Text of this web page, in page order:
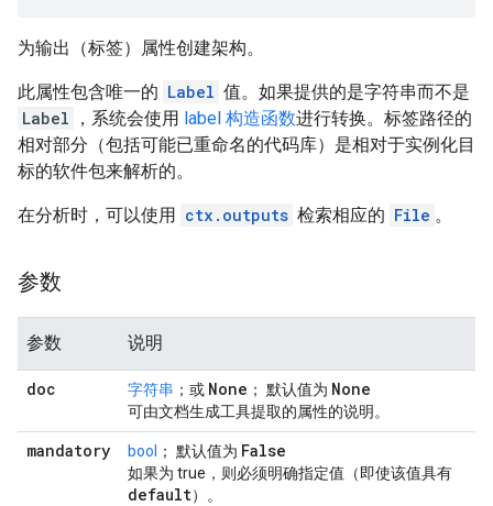
为输出（标签）属性创建架构。
此属性包含唯一的 Label 值。如果提供的是字符串而不是
Label
，系统会使用 label 构造函数进行转换。标签路径的
相对部分（包括可能已重命名的代码库）是相对于实例化目
标的软件包来解析的。
在分析时，可以使用 ctx.outputs 检索相应的 File 。
参数
参数 说明
doc 字符串 ；或 None ； 默认值为 None
可由文档生成工具提取的属性的说明。
mandatory bool ； 默认值为 False
如果为 true，则必须明确指定值（即使该值具有
default）。